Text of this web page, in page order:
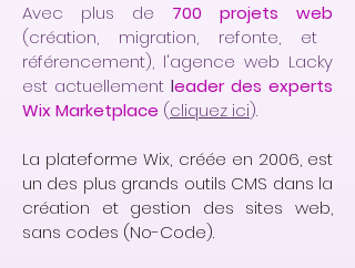
Avec plus de
700 projets web
(création, migration, refonte, et
référencement), l'agence web Lacky
est actuellement leader des experts
Wix Marketplace (cliquez ici).
La plateforme Wix, créée en 2006, est
un des plus grands outils CMS dans la
création et gestion des sites web,
sans codes (No-Code).